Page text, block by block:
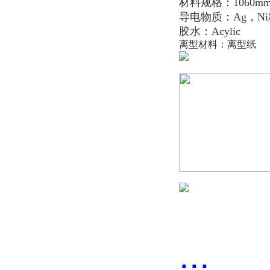
材料规格：
导电物质：Ag，Ni
胶水：Acylic
离型材料：离型纸
...